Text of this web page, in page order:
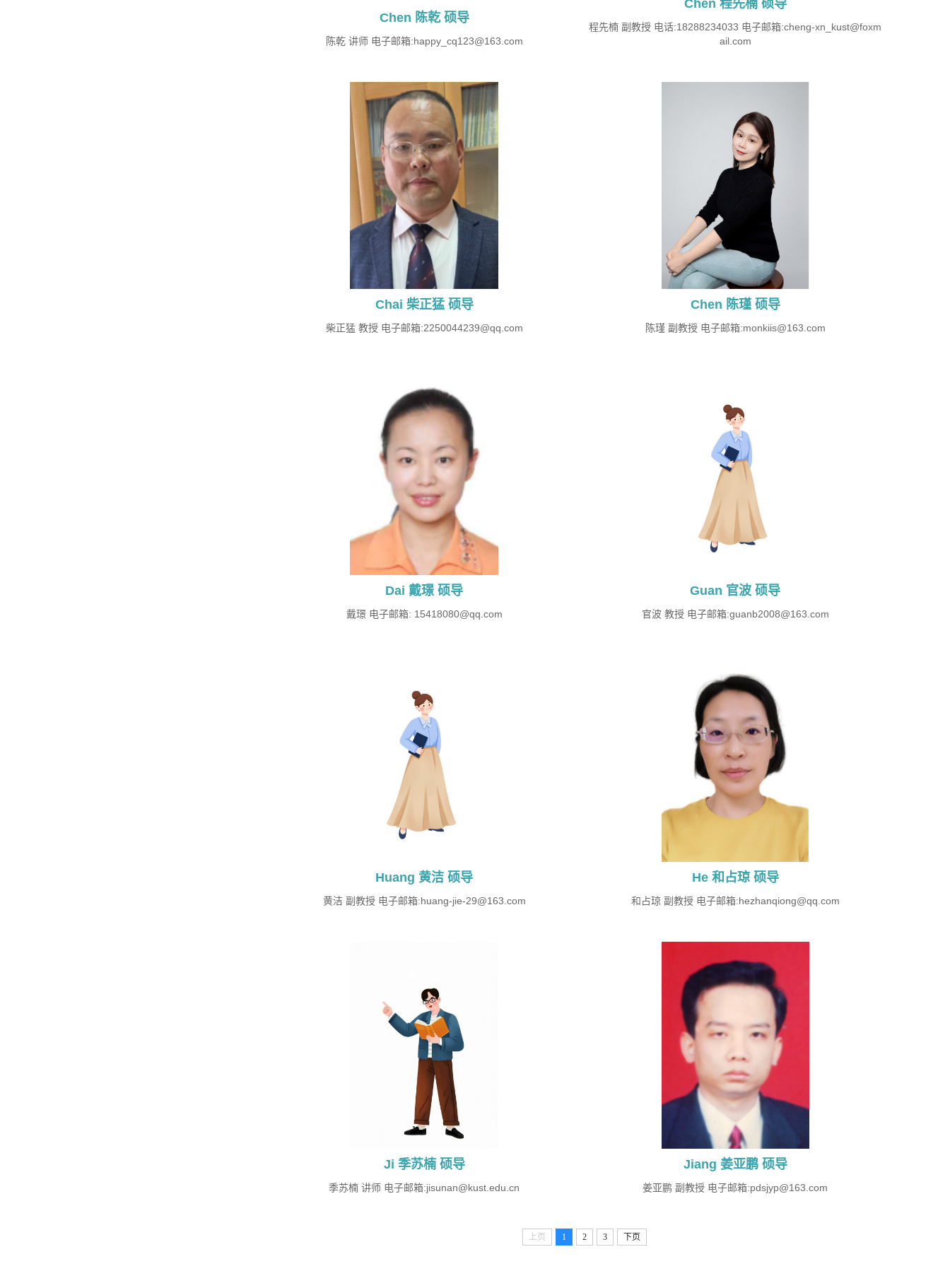
Chen 陈乾 硕导
陈乾 讲师 电子邮箱:happy_cq123@163.com
Chen 程先楠 硕导
程先楠 副教授 电话:18288234033 电子邮箱:cheng-xn_kust@foxm
ail.com
Chai 柴正猛 硕导
柴正猛 教授 ​电子邮箱:2250044239@qq.com
Chen 陈瑾 硕导
陈瑾 副教授 电子邮箱:monkiis@163.com
Dai 戴璟 硕导
戴璟 电子邮箱: 15418080@qq.com
Guan 官波 硕导
官波 教授 电子邮箱:guanb2008@163.com
Huang 黄洁 硕导
黄洁 副教授 电子邮箱:huang-jie-29@163.com
He 和占琼 硕导
和占琼 副教授 电子邮箱:hezhanqiong@qq.com
Ji 季苏楠 硕导
季苏楠 讲师 ​电子邮箱:jisunan@kust.edu.cn
Jiang 姜亚鹏 硕导
姜亚鹏 副教授 电子邮箱:pdsjyp@163.com
上页 1 2 3 下页